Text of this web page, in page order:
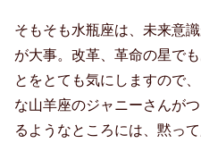
そもそも水瓶座は、未来意
が大事。改革、革命の星で
とをとても気にしますので
な山羊座のジャニーさんが
るようなところには、黙っ